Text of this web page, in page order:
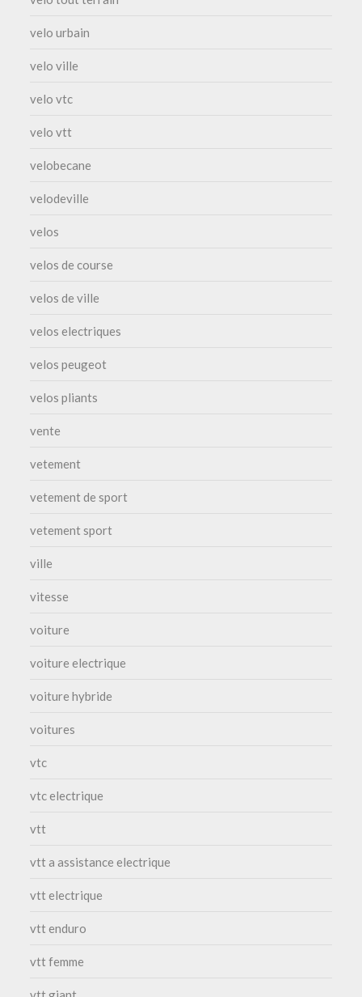
velo urbain
velo ville
velo vtc
velo vtt
velobecane
velodeville
velos
velos de course
velos de ville
velos electriques
velos peugeot
velos pliants
vente
vetement
vetement de sport
vetement sport
ville
vitesse
voiture
voiture electrique
voiture hybride
voitures
vtc
vtc electrique
vtt
vtt a assistance electrique
vtt electrique
vtt enduro
vtt femme